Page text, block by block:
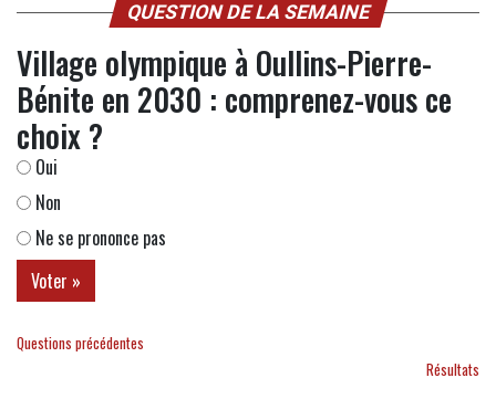
QUESTION DE LA SEMAINE
Village olympique à Oullins-Pierre-
Bénite en 2030 : comprenez-vous ce
choix ?
Oui
Non
Ne se prononce pas
Questions précédentes
Résultats